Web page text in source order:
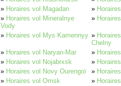
» Horaires vol Magadan »
» Horaires vol Mineralnye
Vody
»
» Horaires vol Mys Kamennyy »
Chelny
» Horaires vol Naryan-Mar »
» Horaires vol Nojabrxsk »
» Horaires vol Novy Ourengoï »
» Horaires vol Omsk »